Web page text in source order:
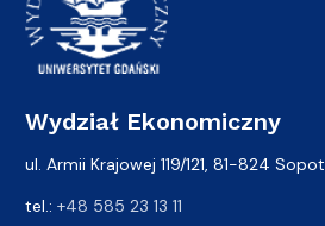
Wydział Ekonomiczny
ul. Armii Krajowej 119/121, 81-824 Sopot
tel.: +48 585 23 13 11